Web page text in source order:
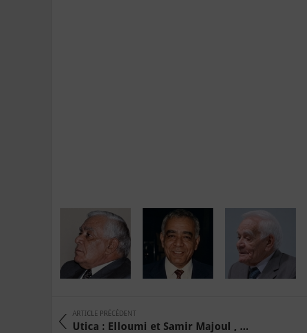
ARTICLE PRÉCÉDENT
Utica : Elloumi et Samir Majoul , ...